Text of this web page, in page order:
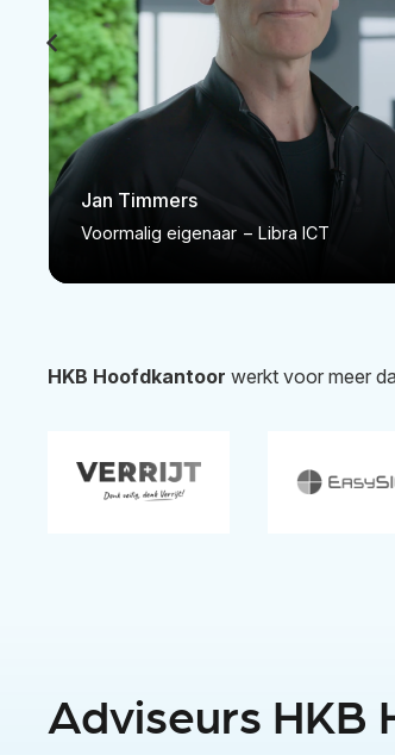
Jan Timmers
Voormalig eigenaar – Libra ICT
HKB Hoofdkantoor werkt voor meer
Adviseurs HKB